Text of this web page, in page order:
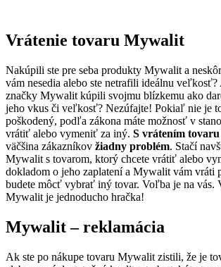
Vrátenie tovaru Mywalit
Nakúpili ste pre seba produkty Mywalit a
vám nesedia alebo ste netrafili ideálnu
značky Mywalit kúpili svojmu blízkemu ako
jeho vkus či veľkosť? Nezúfajte! Pokiaľ nie je
poškodený, podľa zákona máte možnosť v
vrátiť alebo vymeniť za iný. S vrátením
väčšina zákazníkov žiadny problém. Stačí
Mywalit s tovarom, ktorý chcete vrátiť alebo
dokladom o jeho zaplatení a Mywalit vám vráti
budete môcť vybrať iný tovar. Voľba je na vás.
Mywalit je jednoducho hračka!
Mywalit – reklamácia
Ak ste po nákupe tovaru Mywalit zistili, že je